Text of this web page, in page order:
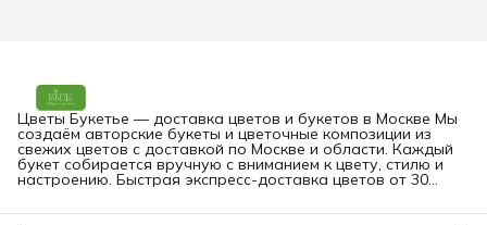
Цветы Букетье — доставка цветов и букетов в Москве Мы
создаём авторские букеты и цветочные композиции из
свежих цветов с доставкой по Москве и области. Каждый
букет собирается вручную с вниманием к цвету, стилю и
настроению. Быстрая экспресс-доставка цветов от 30
заказать букет онлайн в любое время.